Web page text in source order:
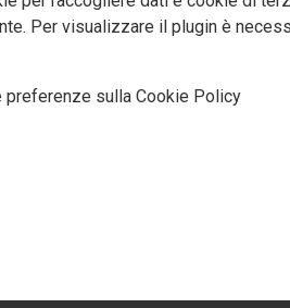
Per visualizzare il plugin è
preferenze sulla Cookie Policy